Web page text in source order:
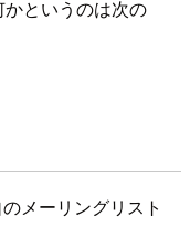
かというのは次の
メーリングリスト